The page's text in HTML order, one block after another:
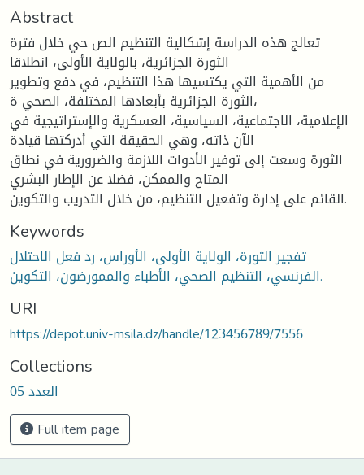
Abstract
تعالج هذه الدراسة إشكالية التنظيم الص حي خلال فترة
الثورة الجزائرية، بالولاية الأولى، انطلاقا
من الأهمية التي يكتسيها هذا التنظيم، في دفع وتطوير
الثورة الجزائرية بأبعادها المختلفة، الصحي ة،
الإعلامية، الاجتماعية، السياسية، العسكرية والإستراتيجية في
الآن ذاته، وهي الحقيقة التي أدركتها قيادة
الثورة وسعت إلى توفير الأدوات اللازمة والضرورية في نطاق
المتاح والممكن، فضلا عن الإطار البشري
القائم على إدارة وتفعيل التنظيم، من خلال التدريب والتكوين.
Keywords
تفجير الثورة، الولاية الأولى، الأوراس، رد فعل الاحتلال
الفرنسي، التنظيم الصحي، الأطباء والممورضون، التكوين.
URI
https://depot.univ-msila.dz/handle/123456789/7556
Collections
العدد 05
Full item page